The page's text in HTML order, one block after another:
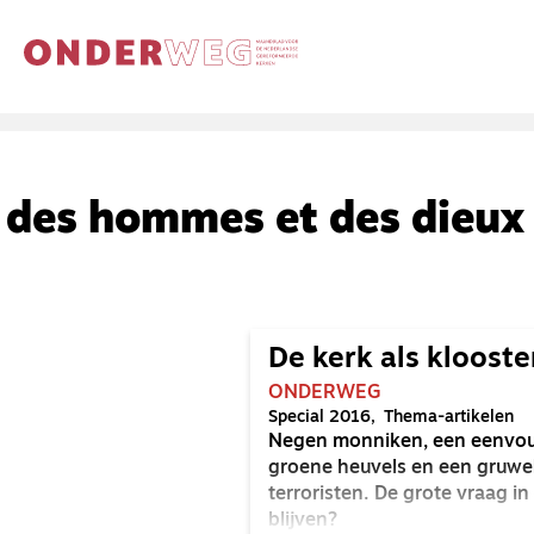
des hommes et des dieux
De kerk als
ONDERWEG
Special 2016 Thema-artikelen
Negen monniken, een
groene heuvels en een
terroristen. De grote vraag in
blijven?